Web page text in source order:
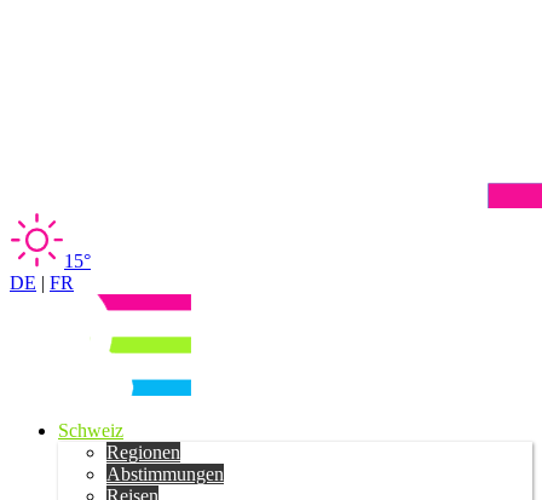
15°
DE | FR
Schweiz
Regionen
Abstimmungen
Reisen